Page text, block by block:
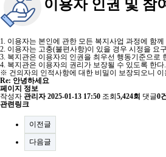
이용자 인권 및 참
1. 이용자는 본인에 관한 모든 복지사업 과정에 함
2. 이용자는 고충(불편사항)이 있을 경우 시정을 요
3. 복지관은 이용자의 인권을 최우선 행동기준으로
4. 복지관은 이용자의 권리가 보장될 수 있도록 한다.
※ 건의자의 인적사항에 대한 비밀이 보장되오니
Re: 안녕하세요
페이지 정보
작성자 관리자 2025-01-13 17:50 조회 5,424회 댓글0
관련링크
이전글
다음글